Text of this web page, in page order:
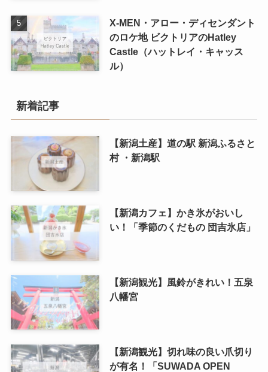
X-MEN・アロー・ディセンダント
のロケ地 ビクトリアのHatley
Castle（ハットレイ・キャッス
ル）
新着記事
【新潟土産】道の駅 新潟ふるさと
村 ・新潟駅
【新潟カフェ】かき氷がおいし
い！「季節のくだもの 団吉氷店」
【新潟観光】風鈴がきれい！五泉
八幡宮
【新潟観光】切れ味の良い爪切り
が有名！「SUWADA OPEN